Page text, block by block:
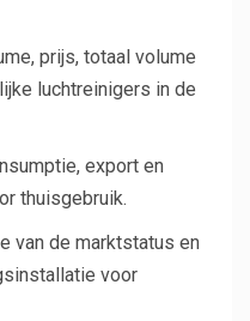
prijs, totaal volume
luchtreinigers in de
export en
thuisgebruik.
van de marktstatus en
voor